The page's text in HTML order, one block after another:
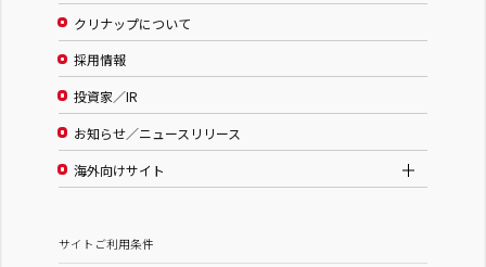
クリナップについて
採用情報
投資家／IR
お知らせ／ニュースリリース
海外向けサイト
サイトご利用条件